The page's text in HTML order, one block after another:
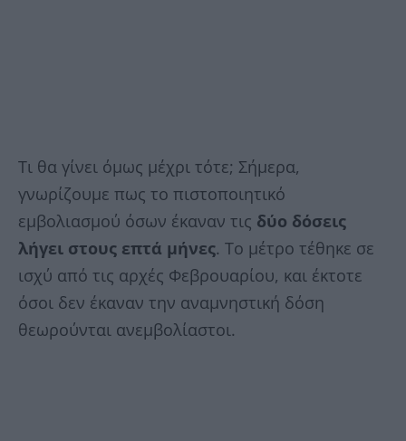
Τι θα γίνει όμως μέχρι τότε; Σήμερα,
γνωρίζουμε πως το πιστοποιητικό
εμβολιασμού όσων έκαναν τις δύο δόσεις
λήγει στους επτά μήνες. Το μέτρο τέθηκε σε
ισχύ από τις αρχές Φεβρουαρίου, και έκτοτε
όσοι δεν έκαναν την αναμνηστική δόση
θεωρούνται ανεμβολίαστοι.